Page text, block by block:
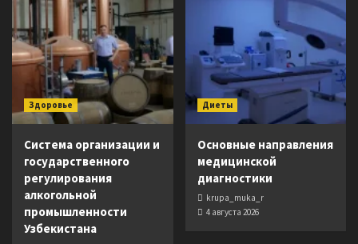
Здоровье
Система организации и
государственного
регулирования
алкогольной
промышленности
Узбекистана
Диеты
Основные направления
медицинской
диагностики
krupa_muka_r
4 августа 2026